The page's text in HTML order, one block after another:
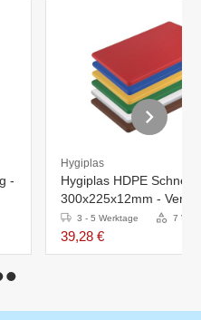
-
Hygiplas
Hygiplas HDPE
300x225x12mm -
Farben
3 - 5 Werktage 7
39,28 €